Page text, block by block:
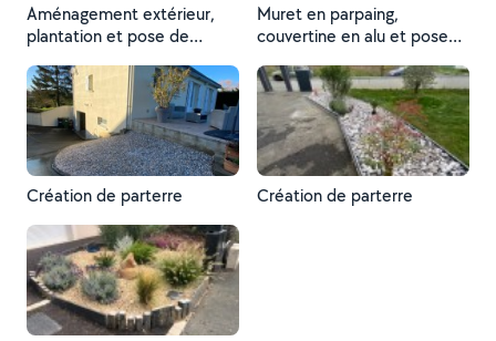
Aménagement extérieur,
plantation et pose de
Muret en parpaing,
couvertine en alu et pose
Création de parterre Création de parterre